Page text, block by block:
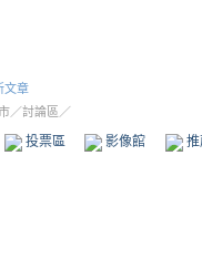
文章
／討論區／
投票區 影像館